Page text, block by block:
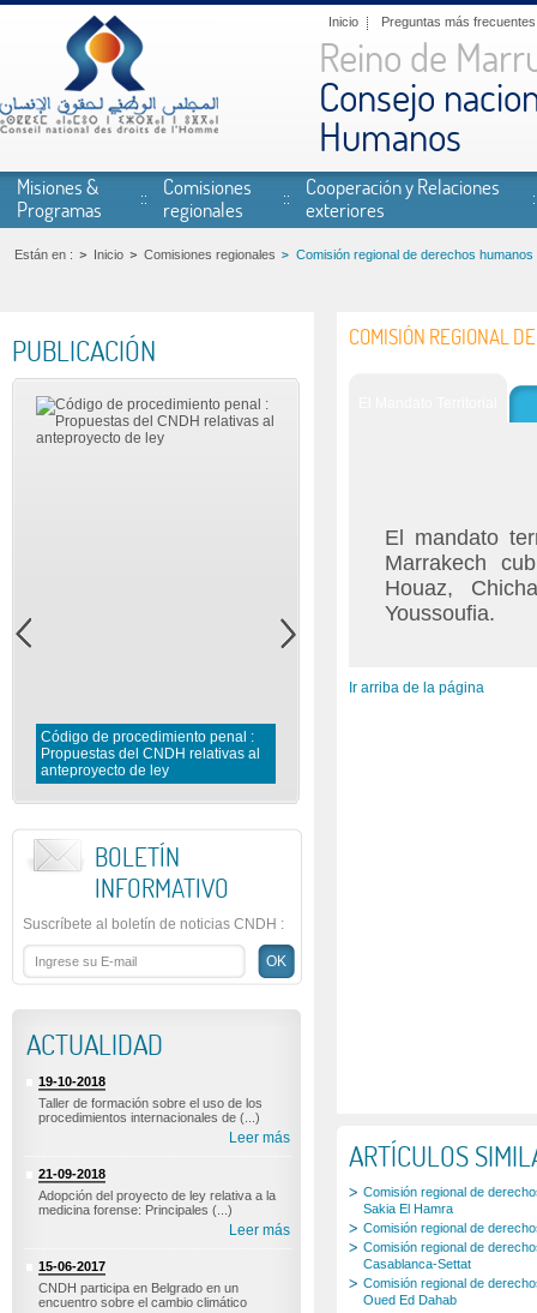
Pasar al contenido principal
Inicio Preguntas más frecuentes
Reino de
Consejo
Humanos
Misiones &
Programas
Comisiones
regionales
Cooperación y Relaciones
exteriores
Están en : Inicio Comisiones regionales Comisión regional de derechos
PUBLICACIÓN
Código de procedimiento penal :
Propuestas del CNDH relativas al
anteproyecto de ley
BOLETÍN
INFORMATIVO
Suscríbete al boletín de noticias CNDH :
ACTUALIDAD
19-10-2018
Taller de formación sobre el uso de los
procedimientos internacionales de (...)
Leer más
21-09-2018
Adopción del proyecto de ley relativa a la
medicina forense: Principales (...)
Leer más
15-06-2017
CNDH participa en Belgrado en un
encuentro sobre el cambio climático
COMISIÓN REGIONAL
El mandato
Marrakech
Houaz,
Youssoufia.
Ir arriba de la página
ARTÍCULOS
Comisión regional de
Sakia El Hamra
Comisión regional de
Comisión regional de
Casablanca-Settat
Comisión regional de
Oued Ed Dahab